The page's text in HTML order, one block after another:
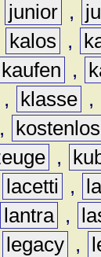
junior ,
kalos ,
kaufen ,
, klasse ,
,
kostenlos
,
lacetti ,
lantra ,
legacy ,